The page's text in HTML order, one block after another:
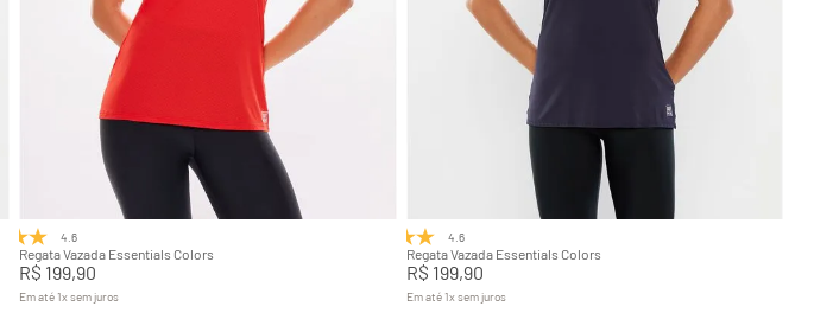
P M G
Adicionar na sacola
4.6
Regata Vazada Essentials Colors
R$ 199,90
Em até 1xsem juros
M G GG
Adicionar na sacola
4.6
Regata Vazada Essentials Colors
R$ 199,90
Em até 1xsem juros